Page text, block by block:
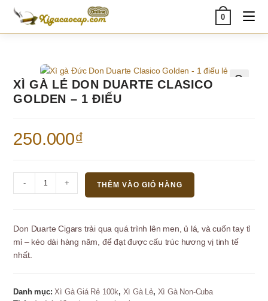
Skip
content
0
XÌ GÀ LẺ DON DUARTE CLASICO
GOLDEN – 1 ĐIẾU
250.000₫
gà
Duarte
Clasico
Golden
điếu
- + THÊM VÀO GIỎ HÀNG
Don Duarte Cigars trải qua quá trình lên men, ủ lá, và cuốn tay tỉ
mỉ – kéo dài hàng năm, để đạt được cấu trúc hương vị tinh tế
nhất.
Danh mục:Xì Gà Giá Rẻ 100k, Xì Gà Lẻ, Xì Gà Non-Cuba